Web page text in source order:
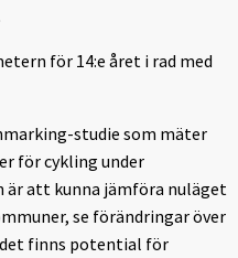
för 14:e året i rad med
studie som mäter
för cykling under
är att kunna jämföra nuläget
se förändringar över
finns potential för